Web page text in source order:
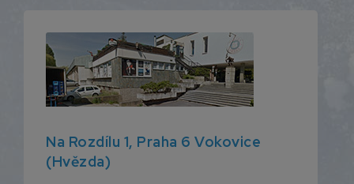
Na Rozdílu 1, Praha 6 Vokovice
(Hvězda)